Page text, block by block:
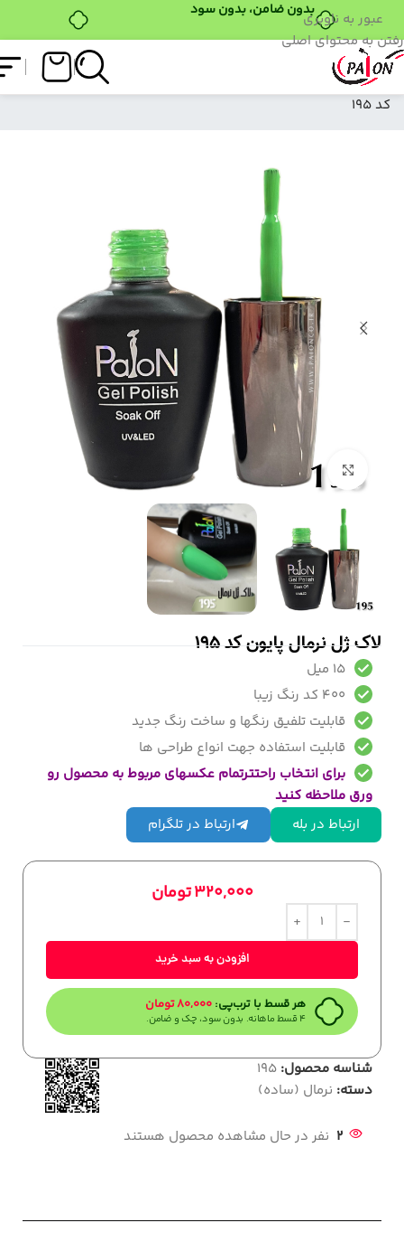
عبور به ناوبری
رفتن به محتوای اصلی
فروشگاه
لاک ژل نرمال پایون
کد 195
بزرگنمایی تصویر
لاک ژل نرمال پایون کد 195
15 میل
400 کد رنگ زیبا
قابلیت تلفیق رنگها و ساخت رنگ جدید
قابلیت استفاده جهت انواع طراحی ها
برای انتخاب راحتترتمام عکسهای مربوط به محصول رو
ورق ملاحظه کنید
ارتباط در بله
ارتباط در تلگرام
320,000تومان
افزودن به سبد خرید
هر قسط با ترب‌پی: 80,000تومان
۴ قسط ماهانه. بدون سود، چک و ضامن.
شناسه محصول: 195
دسته: نرمال (ساده)
2 نفر در حال مشاهده محصول هستند